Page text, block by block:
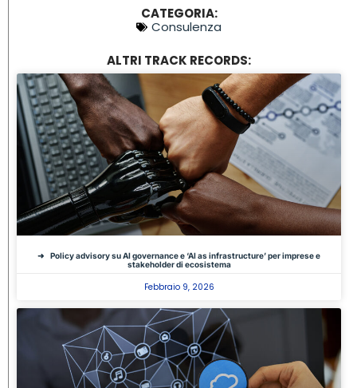
CATEGORIA:
Consulenza
ALTRI TRACK RECORDS:
Policy advisory su AI governance e ‘AI as infrastructure’ per imprese e
stakeholder di ecosistema
Febbraio 9, 2026